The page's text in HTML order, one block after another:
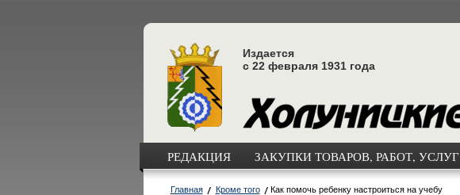
Издается
с 22 февраля 1931 года
РЕДАКЦИЯ ЗАКУПКИ ТОВАРОВ, РАБОТ, УСЛУГ
Главная Кроме того Как помочь ребенку настроиться на учебу